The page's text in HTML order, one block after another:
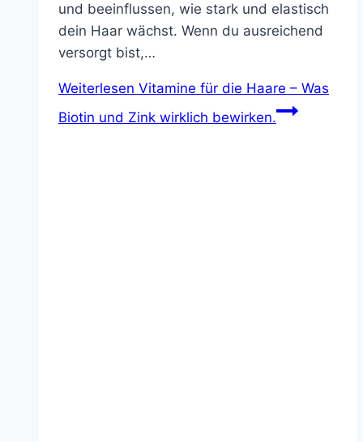
und beeinflussen, wie stark und elastisch
dein Haar wächst. Wenn du ausreichend
versorgt bist,…
Weiterlesen Vitamine für die Haare – Was
Biotin und Zink wirklich bewirken.